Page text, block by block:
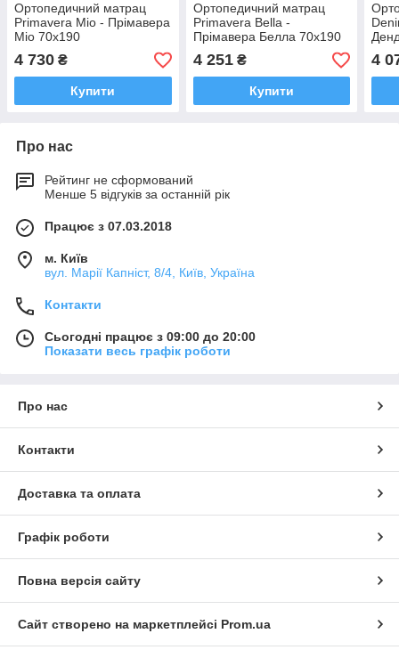
Ортопедичний матрац
Primavera Mio - Прімавера
Міо 70x190
4 730 ₴
Купити
Ортопедичний матрац
Primavera Bella -
Прімавера Белла 70x190
4 251₴
Купити
4
Про нас
Рейтинг не сформований
Менше 5 відгуків за останній рік
Працює з 07.03.2018
м. Київ
вул. Марії Капніст, 8/4, Київ, Україна
Контакти
Сьогодні працює з 09:00 до 20:00
Показати весь графік роботи
Про нас
Контакти
Доставка та оплата
Графік роботи
Повна версія сайту
Сайт створено на маркетплейсі Prom.ua